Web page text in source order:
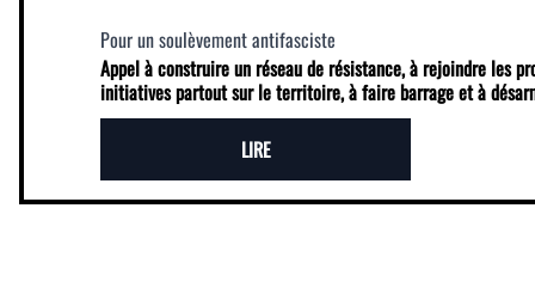
Pour un soulèvement antifasciste
Appel à construire un réseau de résistance, à rejoindre les
initiatives partout sur le territoire, à faire barrage et à
LIRE